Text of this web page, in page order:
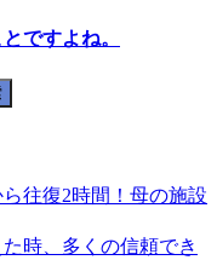
ですよね。
往復2時間！母の施設
時、多くの信頼でき